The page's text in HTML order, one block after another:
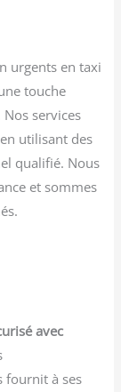
urgents en taxi
touche
services
utilisant des
qualifié. Nous
et sommes
avec
fournit à ses